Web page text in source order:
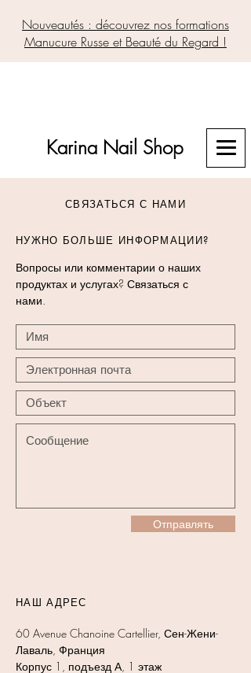
Karina Nail Shop
Nouveautés : découvrez nos formations
Manucure Russe et Beauté du Regard !
СВЯЗАТЬСЯ С НАМИ
НУЖНО БОЛЬШЕ ИНФОРМАЦИИ?
Вопросы или комментарии о наших
продуктах и услугах? Связаться с
нами.
Отправлять
НАШ АДРЕС
60 Avenue Chanoine Cartellier, Сен-Жени-
Лаваль, Франция
Корпус 1, подъезд А, 1 этаж